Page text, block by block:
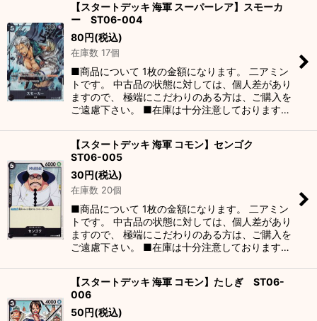
【スタートデッキ 海軍 スーパーレア】スモーカ
ー ST06-004
80円(税込)
在庫数 17個
■商品について 1枚の金額になります。 二アミン
トです。 中古品の状態に対しては、個人差があり
ますので、 極端にこだわりのある方は、ご購入を
ご遠慮下さい。 ■在庫は十分注意しております…
【スタートデッキ 海軍 コモン】センゴク
ST06-005
30円(税込)
在庫数 20個
■商品について 1枚の金額になります。 二アミン
トです。 中古品の状態に対しては、個人差があり
ますので、 極端にこだわりのある方は、ご購入を
ご遠慮下さい。 ■在庫は十分注意しております…
【スタートデッキ 海軍 コモン】たしぎ ST06-
006
50円(税込)